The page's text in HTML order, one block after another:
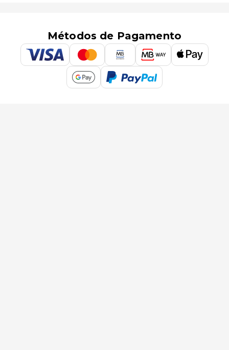
Métodos de Pagamento